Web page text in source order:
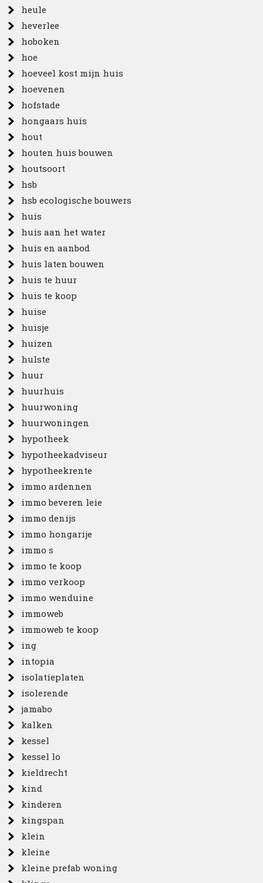
heule
heverlee
hoboken
hoe
hoeveel kost mijn huis
hoevenen
hofstade
hongaars huis
hout
houten huis bouwen
houtsoort
hsb
hsb ecologische bouwers
huis
huis aan het water
huis en aanbod
huis laten bouwen
huis te huur
huis te koop
huise
huisje
huizen
hulste
huur
huurhuis
huurwoning
huurwoningen
hypotheek
hypotheekadviseur
hypotheekrente
immo ardennen
immo beveren leie
immo denijs
immo hongarije
immo s
immo te koop
immo verkoop
immo wenduine
immoweb
immoweb te koop
ing
intopia
isolatieplaten
isolerende
jamabo
kalken
kessel
kessel lo
kieldrecht
kind
kinderen
kingspan
klein
kleine
kleine prefab woning